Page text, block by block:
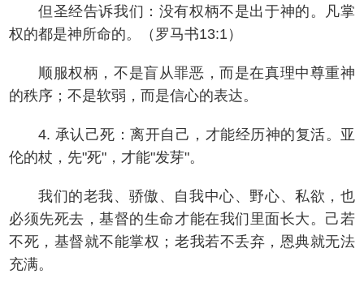
但圣经告诉我们：没有权柄不是出于神的。凡掌
权的都是神所命的。（罗马书13:1）
顺服权柄，不是盲从罪恶，而是在真理中尊重神
的秩序；不是软弱，而是信心的表达。
4. 承认己死：离开自己，才能经历神的复活。亚
伦的杖，先"死"，才能"发芽"。
我们的老我、骄傲、自我中心、野心、私欲，也
必须先死去，基督的生命才能在我们里面长大。己若
不死，基督就不能掌权；老我若不丢弃，恩典就无法
充满。